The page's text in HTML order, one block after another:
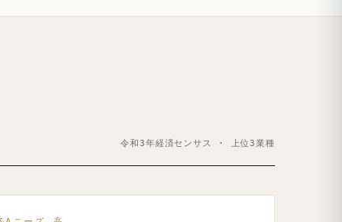
令和3年経済センサス · 上位3業種